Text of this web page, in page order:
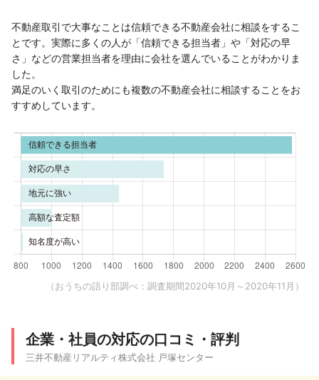
不動産取引で大事なことは信頼できる不動産会社に相談をするこ
とです。実際に多くの人が「信頼できる担当者」や「対応の早
さ」などの営業担当者を理由に会社を選んでいることがわかりま
した。
満足のいく取引のためにも複数の不動産会社に相談することをお
すすめしています。
（おうちの語り部調べ：調査期間2020年10月～2020年11月）
企業・社員の対応の口コミ・評判
三井不動産リアルティ株式会社 戸塚センター